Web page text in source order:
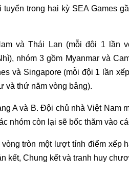
trong hai kỳ SEA Games
và Thái Lan (mỗi đội 1 lần
nhóm 3 gồm Myanmar và
và Singapore (mỗi đội 1 lần
và thứ năm vòng bảng).
A và B. Đội chủ nhà Việt Nam
nhóm còn lại sẽ bốc thăm vào
tròn một lượt tính điểm xếp
kết, Chung kết và tranh huy